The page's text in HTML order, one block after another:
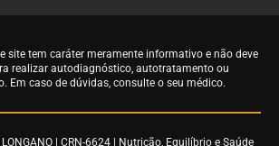
site tem caráter meramente informativo e não deve
realizar autodiagnóstico, autotratamento ou
Em caso de dúvidas, consulte o seu médico.
| CRN-6624 | Nutrição, Equilíbrio e Saúde